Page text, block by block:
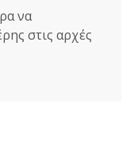
να
στις αρχές